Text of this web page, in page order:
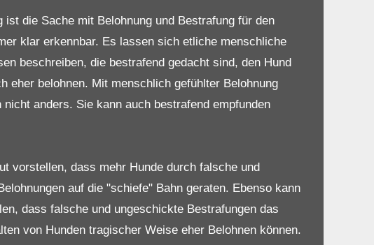
ist die Sache mit Belohnung und Bestrafung für den
klar erkennbar. Es lassen sich etliche menschliche
beschreiben, die bestrafend gedacht sind, den Hund
eher belohnen. Mit menschlich gefühlter Belohnung
anders. Sie kann auch bestrafend empfunden
vorstellen, dass mehr Hunde durch falsche und
auf die "schiefe" Bahn geraten. Ebenso kann
dass falsche und ungeschickte Bestrafungen das